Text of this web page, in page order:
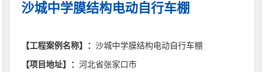
沙城中学膜结构电动自行车棚
【工程案例名称】：沙城中学膜结构电动自行车棚
【项目地址】：河北省张家口市